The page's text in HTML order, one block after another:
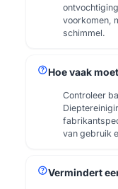
voorkomen,
schimmel.
helpHoe vaak
Controleer
van gebruik
helpVermindert